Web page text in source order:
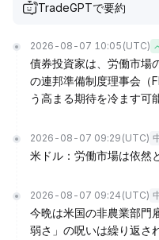
TradeGPTで要約
2026-08-07 10:05 (UTC)
債券投資家は、労働市場
の連邦準備制度理事会（
う高まる期待を冷ます可
2026-08-07 09:29 (UTC)
米ドル：労働市場は依然
2026-08-07 09:24 (UTC)
今晩は米国の非農業部門
弱さ」の呪いは繰り返さ